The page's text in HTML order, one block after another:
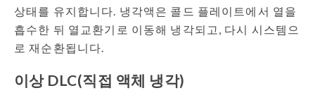
상태를 유지합니다. 냉각액은 콜드 플레이트에서 열을
흡수한 뒤 열교환기로 이동해 냉각되고, 다시 시스템으
로 재순환됩니다.
이상 DLC(직접 액체 냉각)